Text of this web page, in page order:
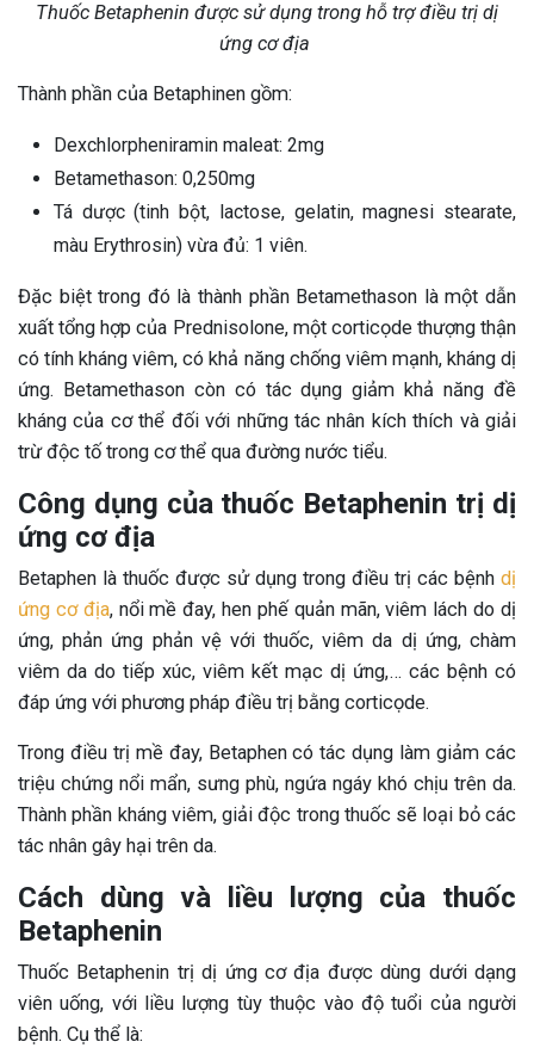
Thuốc Betaphenin được sử dụng trong hỗ trợ điều trị dị
ứng cơ địa
Thành phần của Betaphinen gồm:
Dexchlorpheniramin maleat: 2mg
Betamethason: 0,250mg
Tá dược (tinh bột, lactose, gelatin, magnesi stearate,
màu Erythrosin) vừa đủ: 1 viên.
Đặc biệt trong đó là thành phần Betamethason là một dẫn
xuất tổng hợp của Prednisolone, một corticọde thượng thận
có tính kháng viêm, có khả năng chống viêm mạnh, kháng dị
ứng. Betamethason còn có tác dụng giảm khả năng đề
kháng của cơ thể đối với những tác nhân kích thích và giải
trừ độc tố trong cơ thể qua đường nước tiểu.
Công dụng của thuốc Betaphenin trị dị
ứng cơ địa
Betaphen là thuốc được sử dụng trong điều trị các bệnh dị
ứng cơ địa, nổi mề đay, hen phế quản mãn, viêm lách do dị
ứng, phản ứng phản vệ với thuốc, viêm da dị ứng, chàm
viêm da do tiếp xúc, viêm kết mạc dị ứng,… các bệnh có
đáp ứng với phương pháp điều trị bằng corticọde.
Trong điều trị mề đay, Betaphen có tác dụng làm giảm các
triệu chứng nổi mẩn, sưng phù, ngứa ngáy khó chịu trên da.
Thành phần kháng viêm, giải độc trong thuốc sẽ loại bỏ các
tác nhân gây hại trên da.
Cách dùng và liều lượng của thuốc
Betaphenin
Thuốc Betaphenin trị dị ứng cơ địa được dùng dưới dạng
viên uống, với liều lượng tùy thuộc vào độ tuổi của người
bệnh. Cụ thể là: